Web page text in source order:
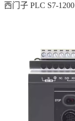
西门子 PLC S7-1200